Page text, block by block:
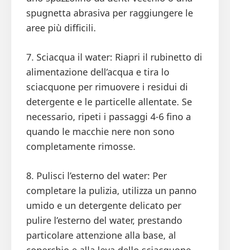
spugnetta abrasiva per raggiungere le
aree più difficili.
7. Sciacqua il water: Riapri il rubinetto di
alimentazione dell’acqua e tira lo
sciacquone per rimuovere i residui di
detergente e le particelle allentate. Se
necessario, ripeti i passaggi 4-6 fino a
quando le macchie nere non sono
completamente rimosse.
8. Pulisci l’esterno del water: Per
completare la pulizia, utilizza un panno
umido e un detergente delicato per
pulire l’esterno del water, prestando
particolare attenzione alla base, al